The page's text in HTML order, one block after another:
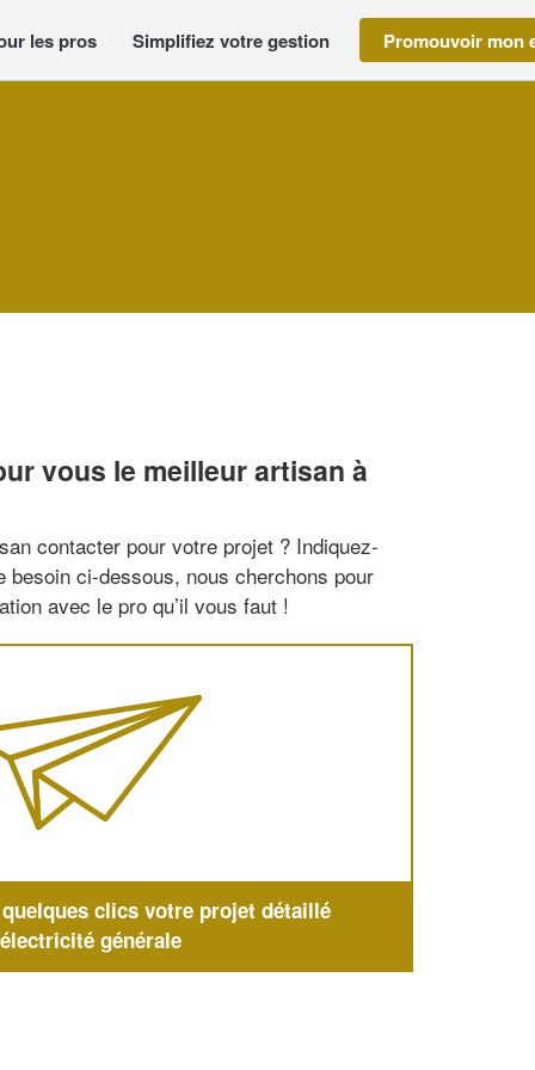
les pros Simplifiez votre gestion Promouvoir mon
vous le meilleur artisan à
contacter pour votre projet ? Indiquez-
besoin ci-dessous, nous cherchons pour
avec le pro qu’il vous faut !
clics votre projet détaillé
générale